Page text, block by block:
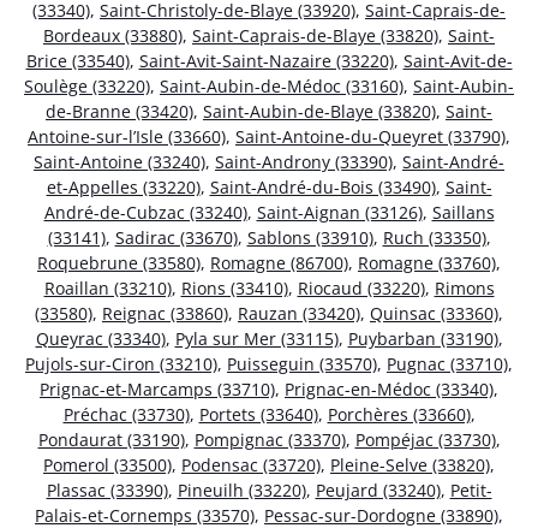
(33340), Saint-Christoly-de-Blaye (33920), Saint-Caprais-de-
Bordeaux (33880), Saint-Caprais-de-Blaye (33820), Saint-
Brice (33540), Saint-Avit-Saint-Nazaire (33220), Saint-Avit-de-
Soulège (33220), Saint-Aubin-de-Médoc (33160), Saint-Aubin-
de-Branne (33420), Saint-Aubin-de-Blaye (33820), Saint-
Antoine-sur-l’Isle (33660), Saint-Antoine-du-Queyret (33790),
Saint-Antoine (33240), Saint-Androny (33390), Saint-André-
et-Appelles (33220), Saint-André-du-Bois (33490), Saint-
André-de-Cubzac (33240), Saint-Aignan (33126), Saillans
(33141), Sadirac (33670), Sablons (33910), Ruch (33350),
Roquebrune (33580), Romagne (86700), Romagne (33760),
Roaillan (33210), Rions (33410), Riocaud (33220), Rimons
(33580), Reignac (33860), Rauzan (33420), Quinsac (33360),
Queyrac (33340), Pyla sur Mer (33115), Puybarban (33190),
Pujols-sur-Ciron (33210), Puisseguin (33570), Pugnac (33710),
Prignac-et-Marcamps (33710), Prignac-en-Médoc (33340),
Préchac (33730), Portets (33640), Porchères (33660),
Pondaurat (33190), Pompignac (33370), Pompéjac (33730),
Pomerol (33500), Podensac (33720), Pleine-Selve (33820),
Plassac (33390), Pineuilh (33220), Peujard (33240), Petit-
Palais-et-Cornemps (33570), Pessac-sur-Dordogne (33890),